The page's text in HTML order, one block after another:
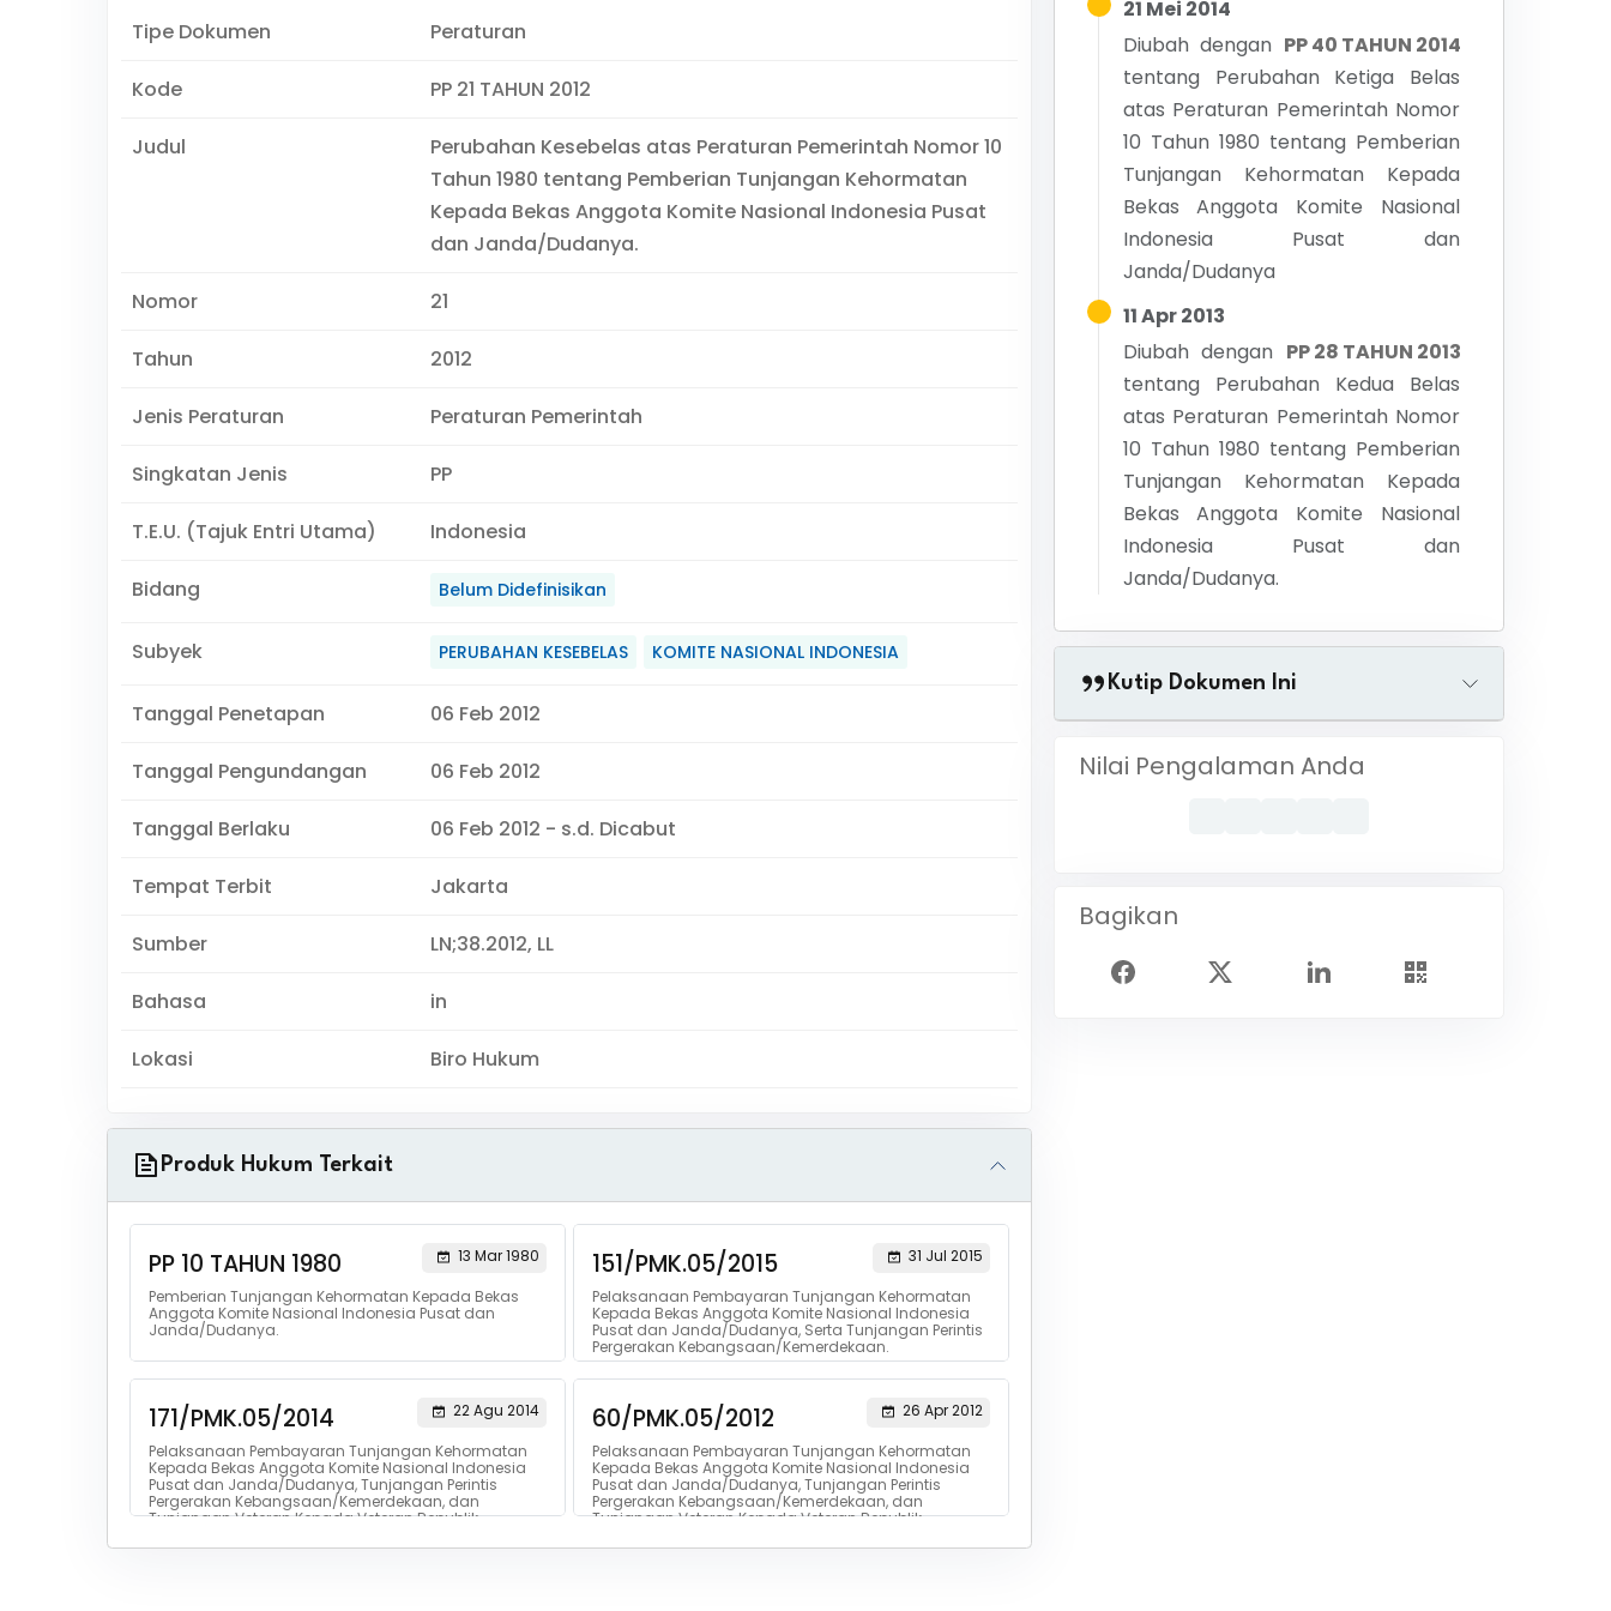
Tipe Dokumen Peraturan
Kode PP 21 TAHUN 2012
Judul
Perubahan Kesebelas atas Peraturan Pemerintah Nomor 10
Tahun 1980 tentang Pemberian Tunjangan Kehormatan
Kepada Bekas Anggota Komite Nasional Indonesia Pusat
dan Janda/Dudanya.
Nomor 21
Tahun 2012
Jenis Peraturan Peraturan Pemerintah
Singkatan Jenis PP
T.E.U. (Tajuk Entri Utama) Indonesia
Bidang Belum Didefinisikan
Subyek PERUBAHAN KESEBELAS KOMITE NASIONAL INDONESIA
Tanggal Penetapan 06 Feb 2012
Tanggal Pengundangan 06 Feb 2012
Tanggal Berlaku 06 Feb 2012 - s.d. Dicabut
Tempat Terbit Jakarta
Sumber LN;38.2012, LL
Bahasa in
Lokasi Biro Hukum
Produk Hukum Terkait
PP 10 TAHUN 1980
13 Mar 1980
Pemberian Tunjangan Kehormatan Kepada Bekas
Anggota Komite Nasional Indonesia Pusat dan
Janda/Dudanya.
151/PMK.05/2015
31 Jul 2015
Pelaksanaan Pembayaran Tunjangan Kehormatan
Kepada Bekas Anggota Komite Nasional Indonesia
Pusat dan Janda/Dudanya, Serta Tunjangan Perintis
Pergerakan Kebangsaan/Kemerdekaan.
171/PMK.05/2014
22 Agu 2014
Pelaksanaan Pembayaran Tunjangan Kehormatan
Kepada Bekas Anggota Komite Nasional Indonesia
Pusat dan Janda/Dudanya, Tunjangan Perintis
Pergerakan Kebangsaan/Kemerdekaan, dan
Tunjangan Veteran Kepada Veteran Republik
60/PMK.05/2012
26 Apr 2012
Pelaksanaan Pembayaran Tunjangan Kehormatan
Kepada Bekas Anggota Komite Nasional Indonesia
Pusat dan Janda/Dudanya, Tunjangan Perintis
Pergerakan Kebangsaan/Kemerdekaan, dan
Tunjangan Veteran Kepada Veteran Republik
21 Mei 2014
Diubah dengan PP 40 TAHUN 2014
tentang Perubahan Ketiga Belas
atas Peraturan Pemerintah Nomor
10 Tahun 1980 tentang Pemberian
Tunjangan Kehormatan Kepada
Bekas Anggota Komite Nasional
Indonesia Pusat dan
Janda/Dudanya
11 Apr 2013
Diubah dengan PP 28 TAHUN 2013
tentang Perubahan Kedua Belas
atas Peraturan Pemerintah Nomor
10 Tahun 1980 tentang Pemberian
Tunjangan Kehormatan Kepada
Bekas Anggota Komite Nasional
Indonesia Pusat dan
Janda/Dudanya.
Kutip Dokumen Ini
Nilai Pengalaman Anda
Bagikan